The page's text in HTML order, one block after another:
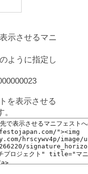
示させるマニ
ように指定し
を表示させる